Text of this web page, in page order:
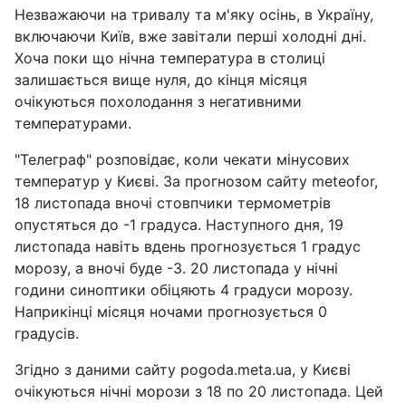
Незважаючи на тривалу та м'яку осінь, в Україну,
включаючи Київ, вже завітали перші холодні дні.
Хоча поки що нічна температура в столиці
залишається вище нуля, до кінця місяця
очікуються похолодання з негативними
температурами.
"Телеграф" розповідає, коли чекати мінусових
температур у Києві. За прогнозом сайту meteofor,
18 листопада вночі стовпчики термометрів
опустяться до -1 градуса. Наступного дня, 19
листопада навіть вдень прогнозується 1 градус
морозу, а вночі буде -3. 20 листопада у нічні
години синоптики обіцяють 4 градуси морозу.
Наприкінці місяця ночами прогнозується 0
градусів.
Згідно з даними сайту pogoda.meta.ua, у Києві
очікуються нічні морози з 18 по 20 листопада. Цей